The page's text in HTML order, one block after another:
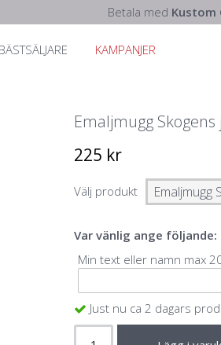
Betala med Kustom
BÄSTSÄLJARE KAMPANJER
Emaljmugg
225 kr
Välj produkt
Var vänlig ange följande:
Min text eller namn max
Just nu ca 2 dagars